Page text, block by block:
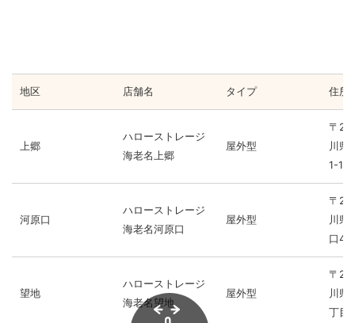
地区 店舗名 タイプ 住所
上郷
ハローストレージ
海老名上郷
屋外型
〒
川県
1-
河原口
ハローストレージ
海老名河原口
屋外型
〒
川県
口4-
望地
ハローストレージ
海老名望地
屋外型
〒
川県
丁目